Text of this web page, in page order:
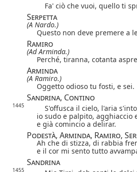
Fa' ciò che vuoi, quello ti
Serpetta
(A Nardo.)
Questo non deve premere a
Ramiro
(Ad Arminda.)
Perché, tiranna, cotanta
Arminda
(A Ramiro.)
Oggetto odioso tu fosti, e sei.
Sandrina, Contino
1445
S'offusca il cielo, l'aria
io sudo e palpito, agghiaccio
e già comincio a delirar.
Podestà, Arminda, Ramiro,
Ah che di stizza, di rabbia
e il cor mi sento tutto
Sandrina
1455